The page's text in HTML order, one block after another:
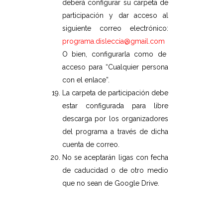
deberá configurar su carpeta de
participación y dar acceso al
siguiente correo electrónico:
programa.disleccia@gmail.com
O bien, configurarla como de
acceso para “Cualquier persona
con el enlace”.
La carpeta de participación debe
estar configurada para libre
descarga por los organizadores
del programa a través de dicha
cuenta de correo.
No se aceptarán ligas con fecha
de caducidad o de otro medio
que no sean de Google Drive.